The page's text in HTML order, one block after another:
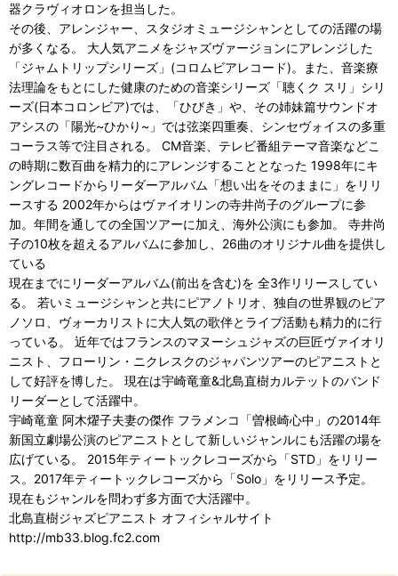
器クラヴィオロンを担当した。
その後、アレンジャー、スタジオミュージシャンとしての活躍の場
が多くなる。 大人気アニメをジャズヴァージョンにアレンジした
「ジャムトリップシリーズ」(コロムビアレコード)。また、音楽療
法理論をもとにした健康のための音楽シリーズ「聴くク スリ」シリ
ーズ(日本コロンビア)では、「ひびき」や、その姉妹篇サウンドオ
アシスの「陽光~ひかり~」では弦楽四重奏、シンセヴォイスの多重
コーラス等で注目される。 CM音楽、テレビ番組テーマ音楽などこ
の時期に数百曲を精力的にアレンジすることとなった 1998年にキ
ングレコードからリーダーアルバム「想い出をそのままに」をリリ
ースする 2002年からはヴァイオリンの寺井尚子のグループに参
加。年間を通しての全国ツアーに加え、海外公演にも参加。 寺井尚
子の10枚を超えるアルバムに参加し、26曲のオリジナル曲を提供し
ている
現在までにリーダーアルバム(前出を含む)を 全3作リリースしてい
る。 若いミュージシャンと共にピアノトリオ、独自の世界観のピア
ノソロ、ヴォーカリストに大人気の歌伴とライブ活動も精力的に行
っている。 近年ではフランスのマヌーシュジャズの巨匠ヴァイオリ
ニスト、フローリン・ニクレスクのジャパンツアーのピアニストと
して好評を博した。 現在は宇崎竜童&北島直樹カルテットのバンド
リーダーとして活躍中。
宇崎竜童 阿木燿子夫妻の傑作 フラメンコ「曽根崎心中」の2014年
新国立劇場公演のピアニストとして新しいジャンルにも活躍の場を
広げている。 2015年ティートックレコーズから「STD」をリリー
ス。2017年ティートックレコーズから「Solo」をリリース予定。
現在もジャンルを問わず多方面で大活躍中。
北島直樹ジャズピアニスト オフィシャルサイト
http://mb33.blog.fc2.com